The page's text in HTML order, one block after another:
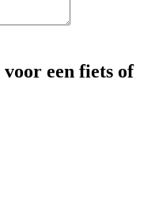
voor een fiets of